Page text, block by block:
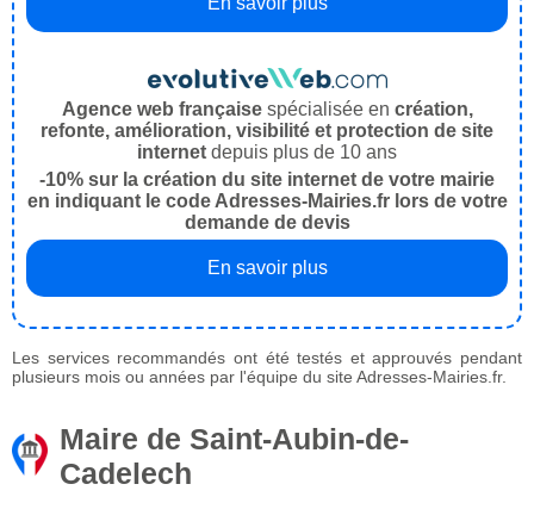
Agence web françaisespécialisée en création,
refonte, amélioration, visibilité et protection de site
internet depuis plus de 10 ans
-10% sur la création du site internet de votre mairie
en indiquant le code Adresses-Mairies.fr lors de votre
demande de devis
En savoir plus
Les services recommandés ont été testés et approuvés pendant
plusieurs mois ou années par l'équipe du site Adresses-Mairies.fr.
Maire de Saint-Aubin-de-
Cadelech